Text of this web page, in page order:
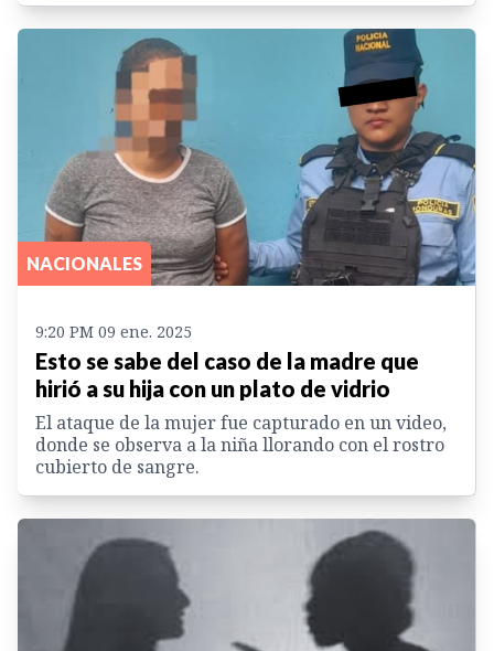
NACIONALES
9:20 PM 09 ene. 2025
Esto se sabe del caso de la madre que
hirió a su hija con un plato de vidrio
El ataque de la mujer fue capturado en un video,
donde se observa a la niña llorando con el rostro
cubierto de sangre.